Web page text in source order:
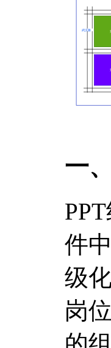
一
件
级
岗